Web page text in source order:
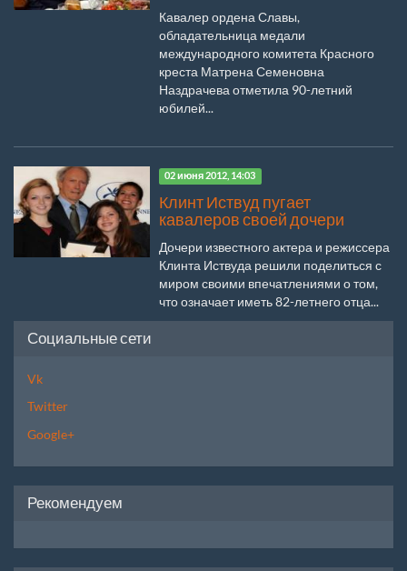
Кавалер ордена Славы,
обладательница медали
международного комитета Красного
креста Матрена Семеновна
Наздрачева отметила 90-летний
юбилей...
02 июня 2012, 14:03
Клинт Иствуд пугает
кавалеров своей дочери
Дочери известного актера и режиссера
Клинта Иствуда решили поделиться с
миром своими впечатлениями о том,
что означает иметь 82-летнего отца...
Социальные сети
Vk
Twitter
Google+
Рекомендуем